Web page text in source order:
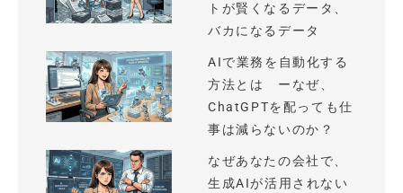
トが賢くなるデータ、
バカになるデータ
AIで業務を自動化する
方法とは ーなぜ、
ChatGPTを配っても仕
事は減らないのか？
なぜあなたの会社で、
生成AIが活用されない